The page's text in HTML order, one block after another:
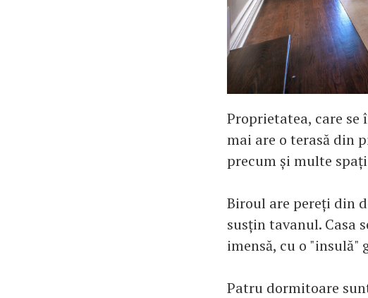
Proprietatea, care
mai are o terasă din
precum și multe
Biroul are pereți din
susțin tavanul. Casa
imensă, cu o "insulă"
Patru dormitoare